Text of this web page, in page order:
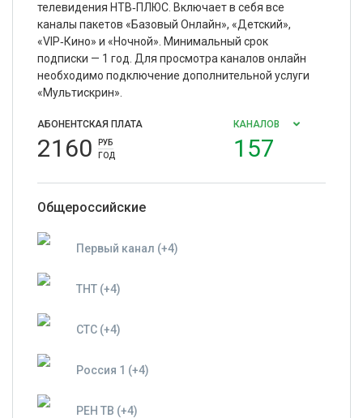
телевидения НТВ‑ПЛЮС. Включает в себя все
каналы пакетов «Базовый Онлайн», «Детский»,
«VIP‑Кино» и «Ночной». Минимальный срок
подписки — 1 год. Для просмотра каналов онлайн
необходимо подключение дополнительной услуги
«Мультискрин».
АБОНЕНТСКАЯ ПЛАТА
2160
РУБ
ГОД
КАНАЛОВ
157
Общероссийские
Первый канал (+4)
ТНТ (+4)
СТС (+4)
Россия 1 (+4)
РЕН ТВ (+4)